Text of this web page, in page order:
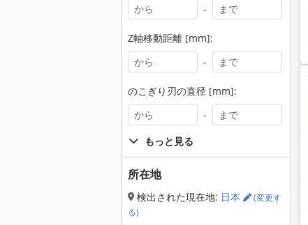
-
Z軸移動距離 [mm]:
-
のこぎり刃の直径 [mm]:
-
もっと見る
所在地
検出された現在地: 日本
(変更す
る)